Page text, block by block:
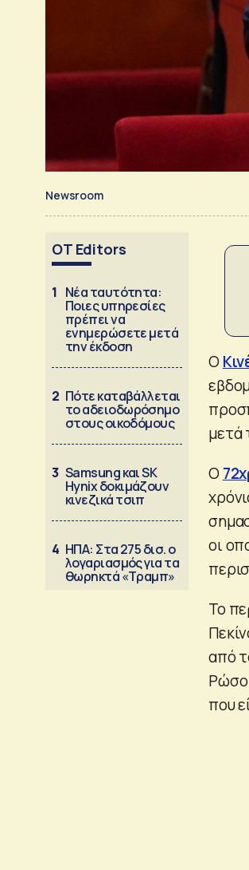
Newsroom
OT Editors
1 Νέα ταυτότητα:
Ποιες υπηρεσίες
πρέπει να
ενημερώσετε μετά
την έκδοση
2 Πότε καταβάλλεται
το αδειοδωρόσημο
στους οικοδόμους
3 Samsung και SK
Hynix δοκιμάζουν
κινεζικά τσιπ
4 ΗΠΑ: Στα 275 δισ. ο
λογαριασμός για τα
θωρηκτά «Τραμπ»
Ο
μετά
Ο
οι
Το
από
Ρώσο
που